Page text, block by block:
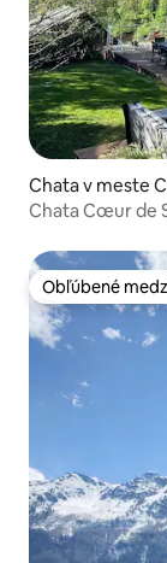
Chata v meste
Chata Cœur de
Obľúbené
Obľúbené